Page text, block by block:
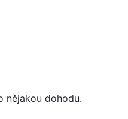
nějakou dohodu.